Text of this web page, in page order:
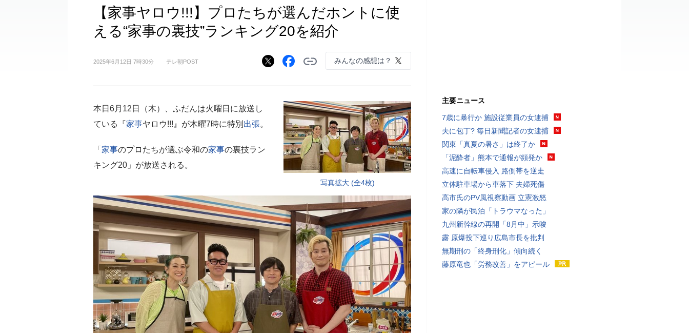
【家事ヤロウ!!!】プロたちが選んだホントに使
える“家事の裏技”ランキング20を紹介
2025年6月12日 7時30分 テレ朝POST みんなの感想は？
写真拡大 (全4枚)
本日6月12日（木）、ふだんは火曜日に放送し
ている『家事ヤロウ!!!』が木曜7時に特別 出張。
「 家事のプロたちが選ぶ令和の家事の裏技ラン
キング20」が放送される。
主要ニュース
7歳に暴行か 施設従業員の女逮捕
夫に包丁? 毎日新聞記者の女逮捕
関東「真夏の暑さ」は終了か
「泥酔者」熊本で通報が頻発か
高速に自転車侵入 路側帯を逆走
立体駐車場から車落下 夫婦死傷
高市氏のPV風視察動画 立憲激怒
家の隣が民泊「トラウマなった」
九州新幹線の再開「8月中」示唆
露 原爆投下巡り広島市長を批判
無期刑の「終身刑化」傾向続く
藤原竜也「労務改善」をアピール